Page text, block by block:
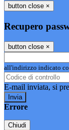
button close ×
Recupero
button close ×
all'indirizzo indicato
E-mail inviata, si
Errore
Chiudi